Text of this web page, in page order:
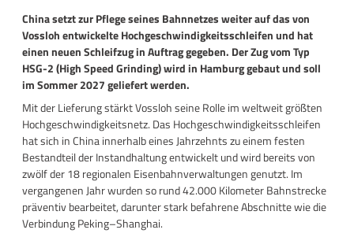
China setzt zur Pflege seines Bahnnetzes weiter auf das von
Vossloh entwickelte Hochgeschwindigkeitsschleifen und hat
einen neuen Schleifzug in Auftrag gegeben. Der Zug vom Typ
HSG-2 (High Speed Grinding) wird in Hamburg gebaut und soll
im Sommer 2027 geliefert werden.
Mit der Lieferung stärkt Vossloh seine Rolle im weltweit größten
Hochgeschwindigkeitsnetz. Das Hochgeschwindigkeitsschleifen
hat sich in China innerhalb eines Jahrzehnts zu einem festen
Bestandteil der Instandhaltung entwickelt und wird bereits von
zwölf der 18 regionalen Eisenbahnverwaltungen genutzt. Im
vergangenen Jahr wurden so rund 42.000 Kilometer Bahnstrecke
präventiv bearbeitet, darunter stark befahrene Abschnitte wie die
Verbindung Peking–Shanghai.